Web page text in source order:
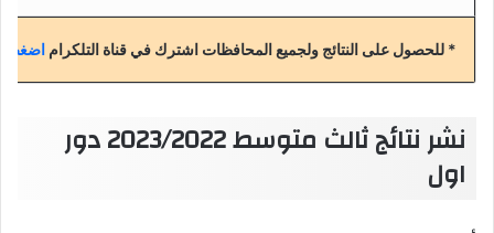
* للحصول على النتائج ولجميع المحافظات اشترك في قناة التلكرام اضغط
نشر نتائج ثالث متوسط 2023/2022 دور
اول